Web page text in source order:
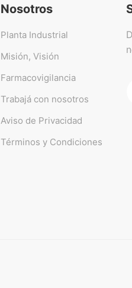
Nosotros
Planta Industrial
Misión, Visión
Farmacovigilancia
Trabajá con nosotros
Aviso de Privacidad
Términos y Condiciones